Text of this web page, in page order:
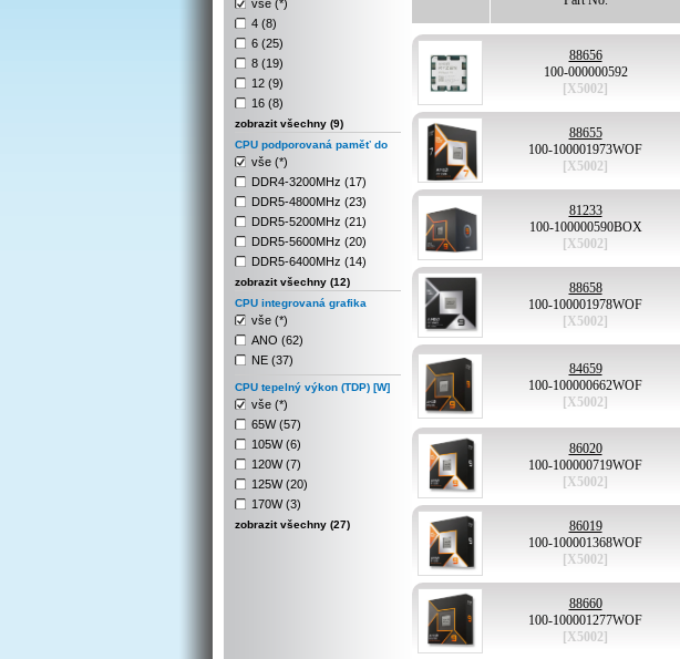
vše (*)
4 (8)
6 (25)
8 (19)
12 (9)
16 (8)
zobrazit všechny (9)
CPU podporovaná paměť do
vše (*)
DDR4-3200MHz (17)
DDR5-4800MHz (23)
DDR5-5200MHz (21)
DDR5-5600MHz (20)
DDR5-6400MHz (14)
zobrazit všechny (12)
CPU integrovaná grafika
vše (*)
ANO (62)
NE (37)
CPU tepelný výkon (TDP) [W]
vše (*)
65W (57)
105W (6)
120W (7)
125W (20)
170W (3)
zobrazit všechny (27)
88656
100-000000592
[X5002]
88655
100-100001973WOF
[X5002]
81233
100-100000590BOX
[X5002]
88658
100-100001978WOF
[X5002]
84659
100-100000662WOF
[X5002]
86020
100-100000719WOF
[X5002]
86019
100-100001368WOF
[X5002]
88660
100-100001277WOF
[X5002]